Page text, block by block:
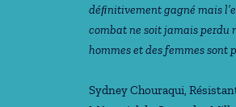
déﬁnitivement gagné mais
combat ne soit jamais perdu
hommes et des femmes sont
Sydney Chouraqui,